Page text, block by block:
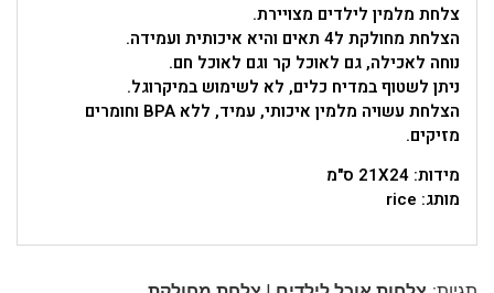
צלחת מלמין לילדים מצויירת.
הצלחת מחולקת ל4 תאים והיא איכותית ועמידה.
נוחה לאכילה, גם לאוכל קר וגם לאוכל חם.
ניתן לשטוף במדיח כלים, לא לשימוש במיקרוגל.
הצלחת עשויה מלמין איכותי, עמיד, ללא BPA וחומרים
מזיקים.
מידות: 21X24 ס"מ
מותג: rice